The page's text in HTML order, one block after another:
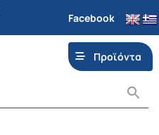
Facebook
Προϊόντα